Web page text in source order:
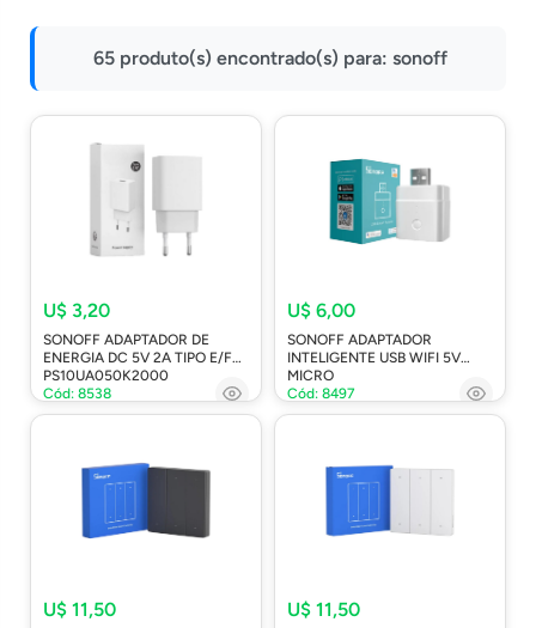
Onu Epon
Ferramentas-Tools
65 produto(s) encontrado(s) para: sonoff
U$ 3,20
SONOFF ADAPTADOR DE
ENERGIA DC 5V 2A TIPO E/F
PS10UA050K2000
Cód: 8538
U$ 6,00
SONOFF ADAPTADOR
INTELIGENTE USB WIFI 5V
MICRO
Cód: 8497
U$ 11,50 U$ 11,50